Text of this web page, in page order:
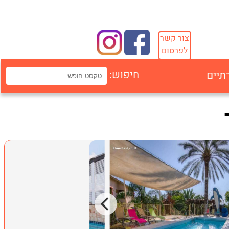
צור קשר
לפרסום
חיפוש: